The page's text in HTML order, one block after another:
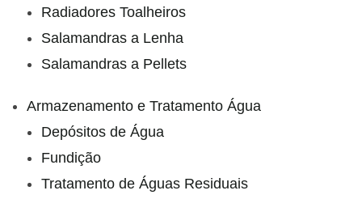
Radiadores Toalheiros
Salamandras a Lenha
Salamandras a Pellets
Armazenamento e Tratamento Água
Depósitos de Água
Fundição
Tratamento de Águas Residuais